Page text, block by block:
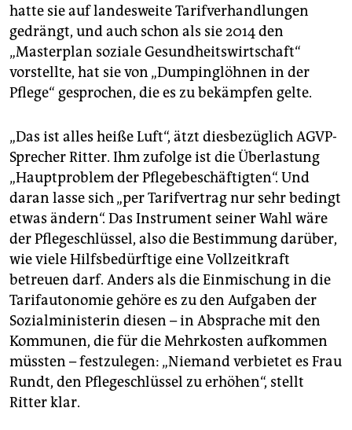
hatte sie auf landesweite Tarifverhandlungen
gedrängt, und auch schon als sie 2014 den
„Masterplan soziale Gesundheitswirtschaft“
vorstellte, hat sie von „Dumpinglöhnen in der
Pflege“ gesprochen, die es zu bekämpfen gelte.
„Das ist alles heiße Luft“, ätzt diesbezüglich AGVP-
Sprecher Ritter. Ihm zufolge ist die Überlastung
„Hauptproblem der Pflegebeschäftigten“. Und
daran lasse sich „per Tarifvertrag nur sehr bedingt
etwas ändern“. Das Instrument seiner Wahl wäre
der Pflegeschlüssel, also die Bestimmung darüber,
wie viele Hilfsbedürftige eine Vollzeitkraft
betreuen darf. Anders als die Einmischung in die
Tarifautonomie gehöre es zu den Aufgaben der
Sozialministerin diesen – in Absprache mit den
Kommunen, die für die Mehrkosten aufkommen
müssten – festzulegen: „Niemand verbietet es Frau
Rundt, den Pflegeschlüssel zu erhöhen“, stellt
Ritter klar.